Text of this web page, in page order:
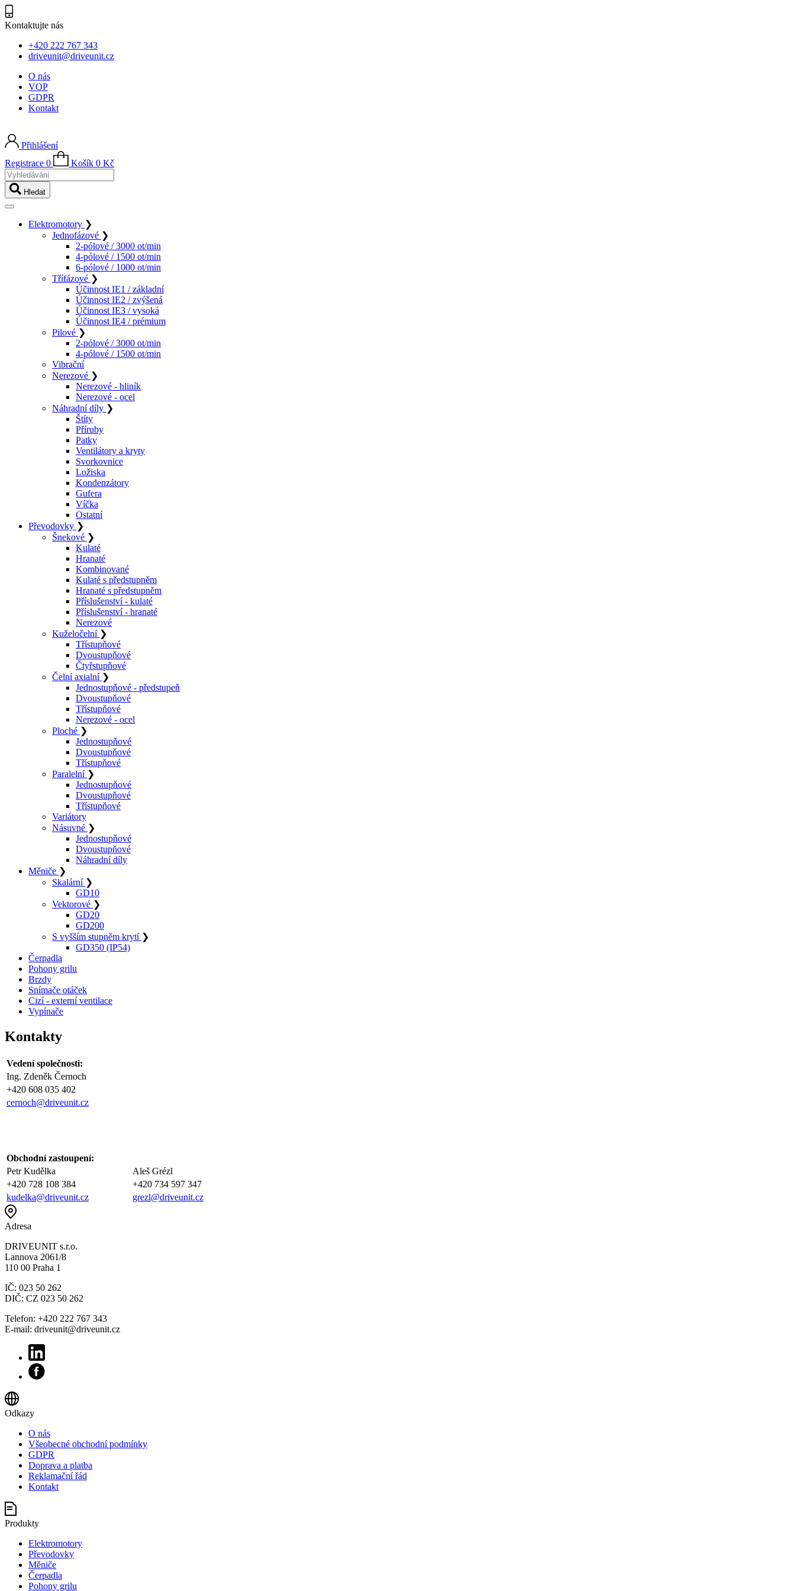
Kontaktujte nás
+420 222 767 343
driveunit@driveunit.cz
O nás
VOP
GDPR
Kontakt
Přihlášení
Registrace 0 Košík 0 Kč
Vyhledávání
Hledat
Elektromotory ❯
Jednofázové ❯
2-pólové / 3000 ot/min
4-pólové / 1500 ot/min
6-pólové / 1000 ot/min
Třífázové ❯
Účinnost IE1 / základní
Účinnost IE2 / zvýšená
Účinnost IE3 / vysoká
Účinnost IE4 / prémium
Pilové ❯
2-pólové / 3000 ot/min
4-pólové / 1500 ot/min
Vibrační
Nerezové ❯
Nerezové - hliník
Nerezové - ocel
Náhradní díly ❯
Štíty
Příruby
Patky
Ventilátory a kryty
Svorkovnice
Ložiska
Kondenzátory
Gufera
Víčka
Ostatní
Převodovky ❯
Šnekové ❯
Kulaté
Hranaté
Kombinované
Kulaté s předstupněm
Hranaté s předstupněm
Příslušenství - kulaté
Příslušenství - hranaté
Nerezové
Kuželočelní ❯
Třístupňové
Dvoustupňové
Čtyřstupňové
Čelní axialní ❯
Jednostupňové - předstupeň
Dvoustupňové
Třístupňové
Nerezové - ocel
Ploché ❯
Jednostupňové
Dvoustupňové
Třístupňové
Paralelní ❯
Jednostupňové
Dvoustupňové
Třístupňové
Variátory
Násuvné ❯
Jednostupňové
Dvoustupňové
Náhradní díly
Měniče ❯
Skalární ❯
GD10
Vektorové ❯
GD20
GD200
S vyšším stupněm krytí ❯
GD350 (IP54)
Čerpadla
Pohony grilu
Brzdy
Snímače otáček
Cizí - externí ventilace
Vypínače
Kontakty
Vedení společnosti:
Ing. Zdeněk Černoch
+420 608 035 402
cernoch@driveunit.cz
Obchodní zastoupení:
Petr Kudělka
Aleš Grézl
+420 728 108 384
+420 734 597 347
kudelka@driveunit.cz
grezl@driveunit.cz
Adresa
DRIVEUNIT s.r.o.
Lannova 2061/8
110 00 Praha 1
IČ: 023 50 262
DIČ: CZ 023 50 262
Telefon: +420 222 767 343
E-mail: driveunit@driveunit.cz
Odkazy
O nás
Všeobecné obchodní podmínky
GDPR
Doprava a platba
Reklamační řád
Kontakt
Produkty
Elektromotory
Převodovky
Měniče
Čerpadla
Pohony grilu